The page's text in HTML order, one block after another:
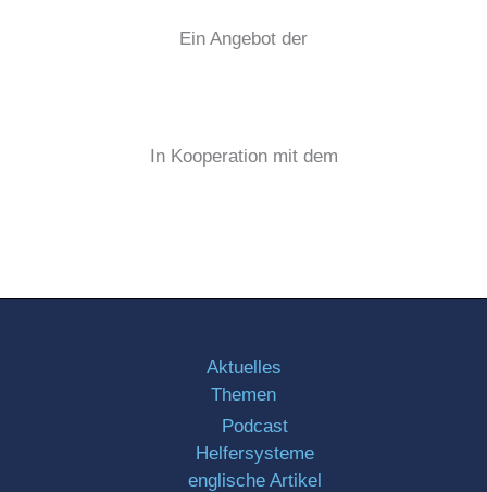
Ein Angebot der
In Kooperation mit dem
Aktuelles
Themen
Podcast
Helfersysteme
englische Artikel